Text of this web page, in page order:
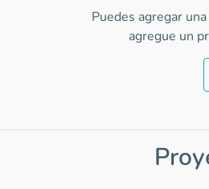
Puedes agregar
agregue un